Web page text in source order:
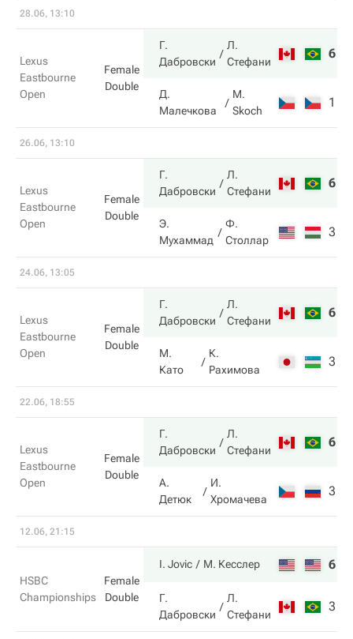
28.06, 13:10
Lexus
Eastbourne
Open
Female
Double
Г.
Дабровски
Л.
Стефани
6
Д.
Малечкова
M.
Skoch
1
26.06, 13:10
Lexus
Eastbourne
Open
Female
Double
Г.
Дабровски
Л.
Стефани
6
Э.
Мухаммад
Ф.
Столлар
3
24.06, 13:05
Lexus
Eastbourne
Open
Female
Double
Г.
Дабровски
Л.
Стефани
6
М.
Като
К.
Рахимова
3
22.06, 18:55
Lexus
Eastbourne
Open
Female
Double
Г.
Дабровски
Л.
Стефани
6
А.
Детюк
И.
Хромачева
3
12.06, 21:15
HSBC
Championships
Female
Double
I. Jovic М. Кесслер 6
Г.
Дабровски
Л.
Стефани
3